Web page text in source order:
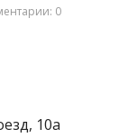
0
10а